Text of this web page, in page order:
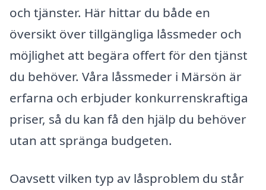
och tjänster. Här hittar du både en
översikt över tillgängliga låssmeder och
möjlighet att begära offert för den tjänst
du behöver. Våra låssmeder i Märsön är
erfarna och erbjuder konkurrenskraftiga
priser, så du kan få den hjälp du behöver
utan att spränga budgeten.
Oavsett vilken typ av låsproblem du står